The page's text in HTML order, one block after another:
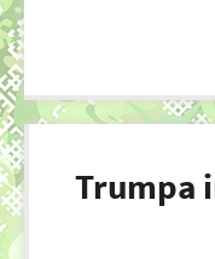
Trumpa